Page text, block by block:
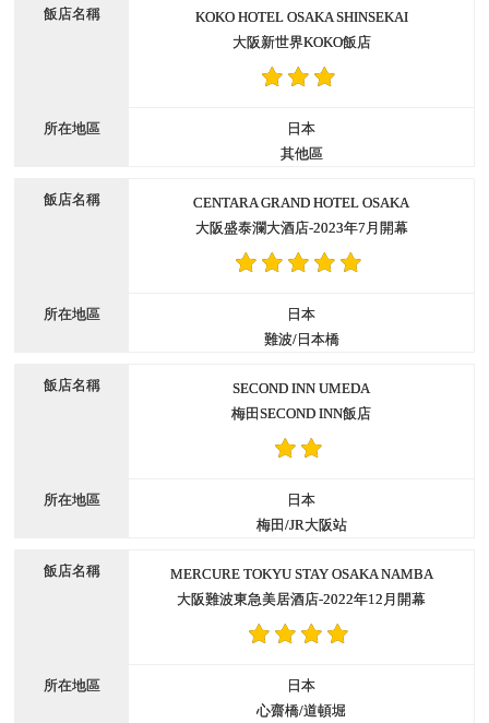
KOKO HOTEL OSAKA SHINSEKAI
大阪新世界KOKO飯店
日本
其他區
CENTARA GRAND HOTEL OSAKA
大阪盛泰瀾大酒店-2023年7月開幕
日本
難波/日本橋
SECOND INN UMEDA
梅田SECOND INN飯店
日本
梅田/JR大阪站
MERCURE TOKYU STAY OSAKA NAMBA
大阪難波東急美居酒店-2022年12月開幕
日本
心齋橋/道頓堀